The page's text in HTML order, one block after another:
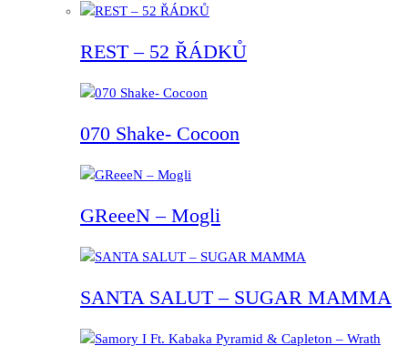
REST – 52 ŘÁDKŮ
070 Shake- Cocoon
GReeeN – Mogli
SANTA SALUT – SUGAR MAMMA